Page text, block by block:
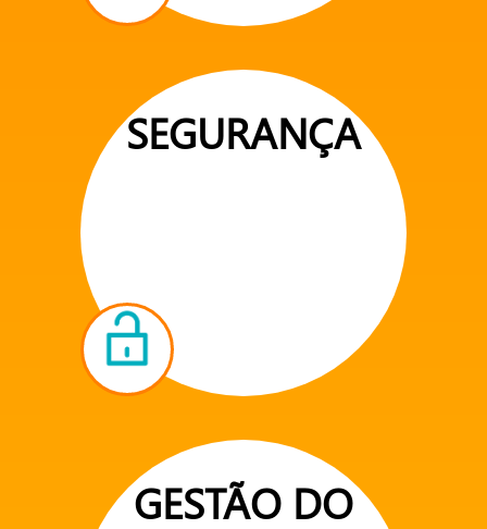
SEGURANÇA
GESTÃO DO